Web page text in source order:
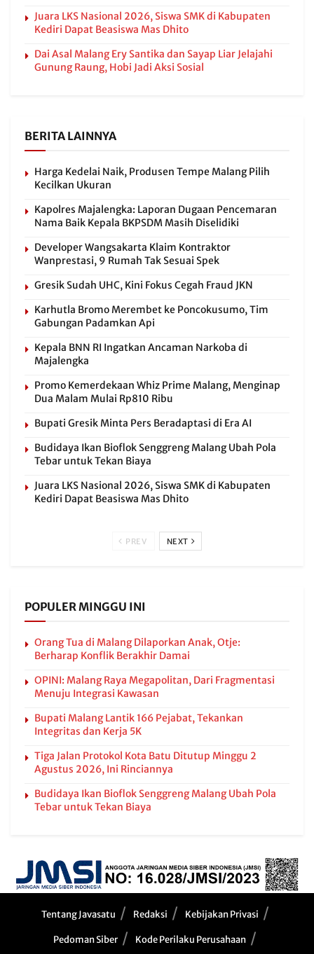
Juara LKS Nasional 2026, Siswa SMK di Kabupaten
Kediri Dapat Beasiswa Mas Dhito
Dai Asal Malang Ery Santika dan Sayap Liar Jelajahi
Gunung Raung, Hobi Jadi Aksi Sosial
BERITA LAINNYA
Harga Kedelai Naik, Produsen Tempe Malang Pilih
Kecilkan Ukuran
Kapolres Majalengka: Laporan Dugaan Pencemaran
Nama Baik Kepala BKPSDM Masih Diselidiki
Developer Wangsakarta Klaim Kontraktor
Wanprestasi, 9 Rumah Tak Sesuai Spek
Gresik Sudah UHC, Kini Fokus Cegah Fraud JKN
Karhutla Bromo Merembet ke Poncokusumo, Tim
Gabungan Padamkan Api
Kepala BNN RI Ingatkan Ancaman Narkoba di
Majalengka
Promo Kemerdekaan Whiz Prime Malang, Menginap
Dua Malam Mulai Rp810 Ribu
Bupati Gresik Minta Pers Beradaptasi di Era AI
Budidaya Ikan Bioflok Senggreng Malang Ubah Pola
Tebar untuk Tekan Biaya
Juara LKS Nasional 2026, Siswa SMK di Kabupaten
Kediri Dapat Beasiswa Mas Dhito
PREV NEXT
POPULER MINGGU INI
Orang Tua di Malang Dilaporkan Anak, Otje:
Berharap Konflik Berakhir Damai
OPINI: Malang Raya Megapolitan, Dari Fragmentasi
Menuju Integrasi Kawasan
Bupati Malang Lantik 166 Pejabat, Tekankan
Integritas dan Kerja 5K
Tiga Jalan Protokol Kota Batu Ditutup Minggu 2
Agustus 2026, Ini Rinciannya
Budidaya Ikan Bioflok Senggreng Malang Ubah Pola
Tebar untuk Tekan Biaya
Tentang Javasatu Redaksi Kebijakan Privasi
Pedoman Siber Kode Perilaku Perusahaan